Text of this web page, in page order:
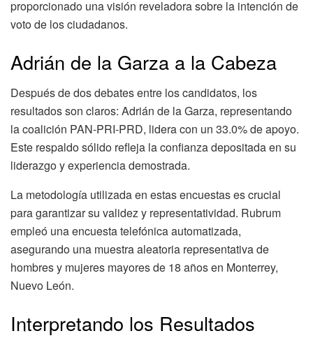
proporcionado una visión reveladora sobre la intención de
voto de los ciudadanos.
Adrián de la Garza a la Cabeza
Después de dos debates entre los candidatos, los
resultados son claros: Adrián de la Garza, representando
la coalición PAN-PRI-PRD, lidera con un 33.0% de apoyo.
Este respaldo sólido refleja la confianza depositada en su
liderazgo y experiencia demostrada.
La metodología utilizada en estas encuestas es crucial
para garantizar su validez y representatividad. Rubrum
empleó una encuesta telefónica automatizada,
asegurando una muestra aleatoria representativa de
hombres y mujeres mayores de 18 años en Monterrey,
Nuevo León.
Interpretando los Resultados